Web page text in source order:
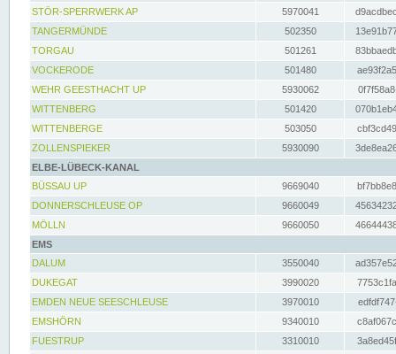
STÖR-SPERRWERK AP 5970041
TANGERMÜNDE
502350
TORGAU
501261
VOCKERODE
501480
WEHR GEESTHACHT UP
5930062
WITTENBERG
501420
WITTENBERGE
503050
ZOLLENSPIEKER
5930090
ELBE-LÜBECK-KANAL
BÜSSAU UP
9669040
DONNERSCHLEUSE OP
9660049
MÖLLN
9660050
EMS
DALUM
3550040
DUKEGAT
3990020
EMDEN NEUE SEESCHLEUSE
3970010
EMSHÖRN
9340010
FUESTRUP
3310010